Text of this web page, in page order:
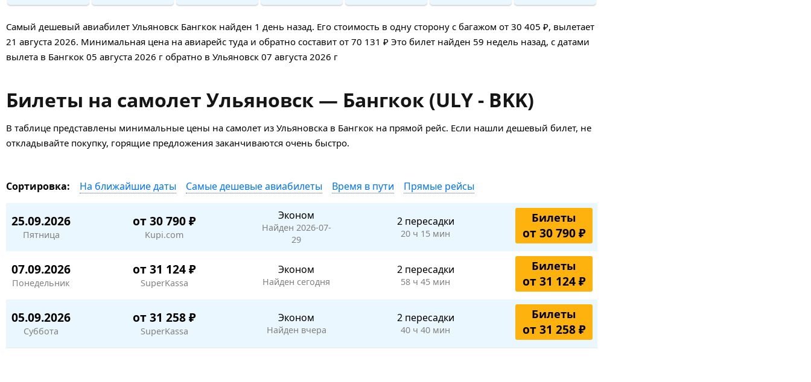
Самый дешевый авиабилет Ульяновск Бангкок найден 1 день назад. Его стоимость в одну сторону с багажом от 30 405 ₽, вылетает
21 августа 2026. Минимальная цена на авиарейс туда и обратно составит от 70 131 ₽ Это билет найден 59 недель назад, с датами
вылета в Бангкок 05 августа 2026 г обратно в Ульяновск 07 августа 2026 г
Билеты на самолет Ульяновск — Бангкок (ULY - BKK)
В таблице представлены минимальные цены на самолет из Ульяновска в Бангкок на прямой рейс. Если нашли дешевый билет, не
откладывайте покупку, горящие предложения заканчиваются очень быстро.
Сортировка: На ближайшие даты Самые дешевые авиабилеты Время в пути Прямые рейсы
25.09.2026
Пятница
от 30 790 ₽
Kupi.com
Эконом
Найден 2026-07-
29
2 пересадки
20 ч 15 мин
Билеты
от 30 790 ₽
07.09.2026
Понедельник
от 31 124 ₽
SuperKassa
Эконом
Найден сегодня
2 пересадки
58 ч 45 мин
Билеты
от 31 124 ₽
05.09.2026
Суббота
от 31 258 ₽
SuperKassa
Эконом
Найден вчера
2 пересадки
40 ч 40 мин
Билеты
от 31 258 ₽